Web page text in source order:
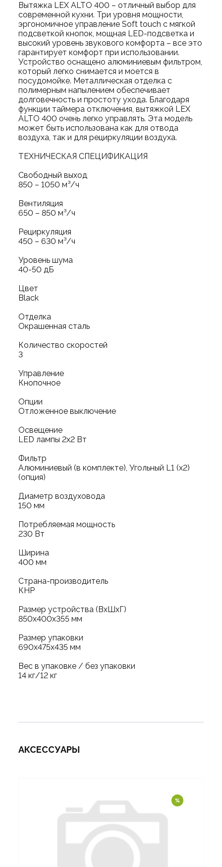
Вытяжка LEX ALTO 400 – отличный выбор для
современной кухни. Три уровня мощности,
эргономичное управление Soft touch с мягкой
подсветкой кнопок, мощная LED-подсветка и
высокий уровень звукового комфорта – все это
гарантирует комфорт при использовании.
Устройство оснащено алюминиевым фильтром,
который легко снимается и моется в
посудомойке. Металлическая отделка с
полимерным напылением обеспечивает
долговечность и простоту ухода. Благодаря
функции таймера отключения, вытяжкой LEX
ALTO 400 очень легко управлять. Эта модель
может быть использована как для отвода
воздуха, так и для рециркуляции воздуха.
ТЕХНИЧЕСКАЯ СПЕЦИФИКАЦИЯ
Свободный выход
850 – 1050 м³/ч
Вентиляция
650 – 850 м³/ч
Рециркуляция
450 – 630 м³/ч
Уровень шума
40-50 дБ
Цвет
Black
Отделка
Окрашенная сталь
Количество скоростей
3
Управление
Кнопочное
Опции
Отложенное выключение
Освещение
LED лампы 2х2 Вт
Фильтр
Алюминиевый (в комплекте), Угольный L1 (х2)
(опция)
Диаметр воздуховода
150 мм
Потребляемая мощность
230 Вт
Ширина
400 мм
Страна-производитель
КНР
Размер устройства (ВхШхГ)
850х400х355 мм
Размер упаковки
690х475х435 мм
Вес в упаковке / без упаковки
14 кг/12 кг
АКСЕССУАРЫ